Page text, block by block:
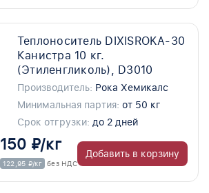
Теплоноситель DIXISROKA-30
Канистра 10 кг.
(Этиленгликоль), D3010
Производитель: Рока Хемикалс
Минимальная партия: от 50 кг
Срок отгрузки: до 2 дней
150 ₽/кг
122,95 ₽/кг без НДС
Добавить в корзину